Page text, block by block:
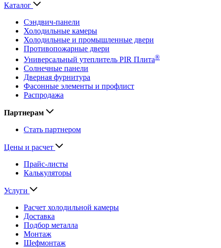
Каталог
Сэндвич-панели
Холодильные камеры
Холодильные и промышленные двери
Противопожарные двери
Универсальный утеплитель PIR Плита®
Солнечные панели
Дверная фурнитура
Фасонные элементы и профлист
Распродажа
Партнерам
Стать партнером
Цены и расчет
Прайс-листы
Калькуляторы
Услуги
Расчет холодильной камеры
Доставка
Подбор металла
Монтаж
Шефмонтаж